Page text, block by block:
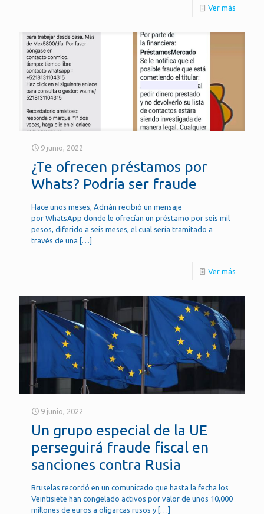
Ver más
9 junio, 2022
¿Te ofrecen préstamos por
Whats? Podría ser fraude
Hace unos meses, Adrián recibió un mensaje
por WhatsApp donde le ofrecían un préstamo por seis mil
pesos, diferido a seis meses, el cual sería tramitado a
través de una […]
Ver más
9 junio, 2022
Un grupo especial de la UE
perseguirá fraude fiscal en
sanciones contra Rusia
Bruselas recordó en un comunicado que hasta la fecha los
Veintisiete han congelado activos por valor de unos 10,000
millones de euros a oligarcas rusos y […]